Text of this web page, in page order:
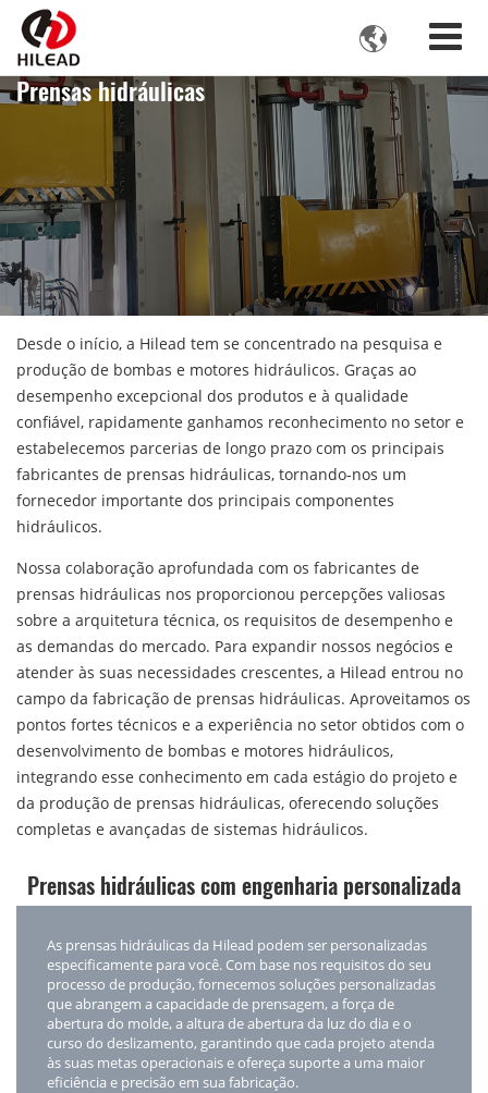

Prensas hidráulicas
Desde o início, a Hilead tem se concentrado na pesquisa e
produção de bombas e motores hidráulicos. Graças ao
desempenho excepcional dos produtos e à qualidade
confiável, rapidamente ganhamos reconhecimento no setor e
estabelecemos parcerias de longo prazo com os principais
fabricantes de prensas hidráulicas, tornando-nos um
fornecedor importante dos principais componentes
hidráulicos.
Nossa colaboração aprofundada com os fabricantes de
prensas hidráulicas nos proporcionou percepções valiosas
sobre a arquitetura técnica, os requisitos de desempenho e
as demandas do mercado. Para expandir nossos negócios e
atender às suas necessidades crescentes, a Hilead entrou no
campo da fabricação de prensas hidráulicas. Aproveitamos os
pontos fortes técnicos e a experiência no setor obtidos com o
desenvolvimento de bombas e motores hidráulicos,
integrando esse conhecimento em cada estágio do projeto e
da produção de prensas hidráulicas, oferecendo soluções
completas e avançadas de sistemas hidráulicos.
Prensas hidráulicas com engenharia personalizada
As prensas hidráulicas da Hilead podem ser personalizadas
especificamente para você. Com base nos requisitos do seu
processo de produção, fornecemos soluções personalizadas
que abrangem a capacidade de prensagem, a força de
abertura do molde, a altura de abertura da luz do dia e o
curso do deslizamento, garantindo que cada projeto atenda
às suas metas operacionais e ofereça suporte a uma maior
eficiência e precisão em sua fabricação.